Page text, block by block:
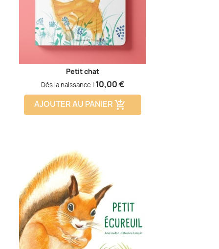
Petit chat
Dès la naissance | Prix
10,00 €
AJOUTER AU PANIER add_shopping_cart